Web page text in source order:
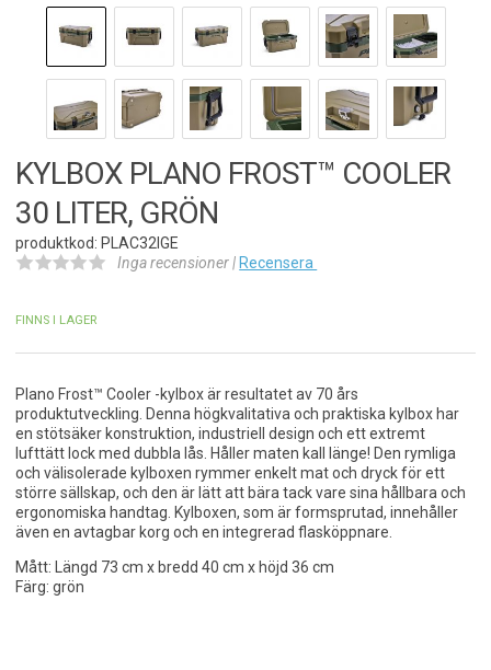
KYLBOX PLANO FROST™ COOLER
30 LITER, GRÖN
produktkod: PLAC32IGE
Inga recensioner | Recensera
FINNS I LAGER
Plano Frost™ Cooler -kylbox är resultatet av 70 års
produktutveckling. Denna högkvalitativa och praktiska kylbox har
en stötsäker konstruktion, industriell design och ett extremt
lufttätt lock med dubbla lås. Håller maten kall länge! Den rymliga
och välisolerade kylboxen rymmer enkelt mat och dryck för ett
större sällskap, och den är lätt att bära tack vare sina hållbara och
ergonomiska handtag. Kylboxen, som är formsprutad, innehåller
även en avtagbar korg och en integrerad flasköppnare.
Mått: Längd 73 cm x bredd 40 cm x höjd 36 cm
Färg: grön